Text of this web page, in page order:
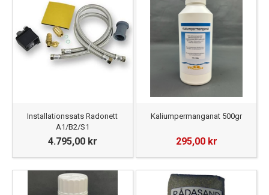
Installationssats Radonett
A1/B2/S1
4.795,00 kr
Kaliumpermanganat 500gr
295,00 kr